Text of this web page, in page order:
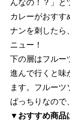
んなの！？」と
カレーがおすす
ナンを刺したら
ニュー！
下の層はフルー
進んで行くと味
ます。フルーツ
ばっちりなので
▼おすすめ商品